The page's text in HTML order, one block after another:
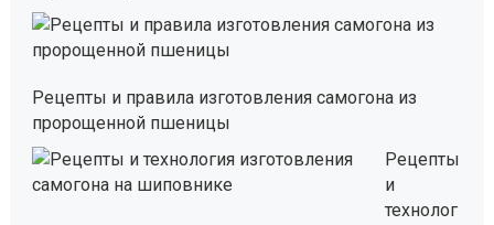
Рецепты и правила изготовления самогона из
пророщенной пшеницы
Рецепты
и
технолог